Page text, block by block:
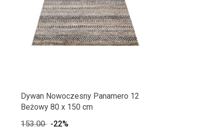
Dywan Nowoczesny Panamero 12
Beżowy 80 x 150 cm
153.00
-22%